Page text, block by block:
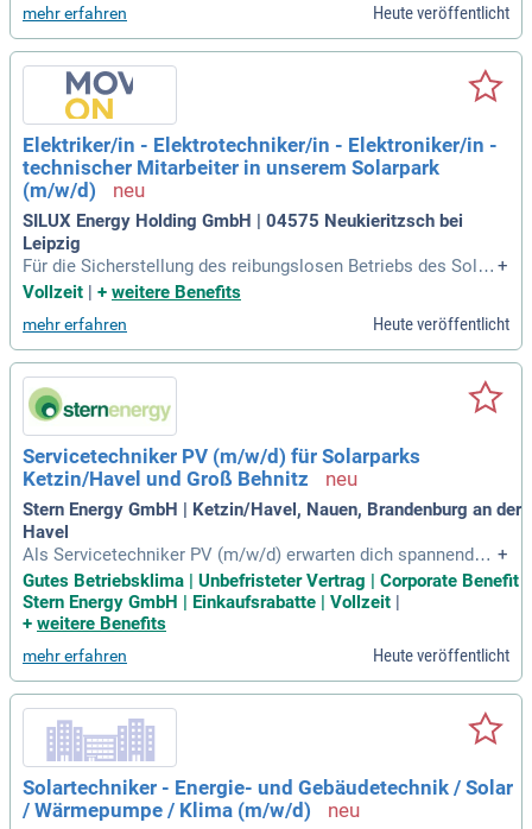
b jährlich. Dein Aufgabenbereich beinhaltet die Wartung und
Instandsetzung unserer Zentralwechselrichter. Zudem unter
stützt du unser Support Center bei Kundenanfragen und dok
umentierst alle Einsätze. Sei bereit für deutschlandweite un
d internationale Einsätze, zum Beispiel in Frankreich oder D
ubai!
mehr erfahren Heute veröffentlicht
Elektriker/in - Elektrotechniker/in - Elektroniker/in -
technischer Mitarbeiter in unserem Solarpark
(m/w/d)
SILUX Energy Holding GmbH | 04575 Neukieritzsch bei
Leipzig
Für die Sicherstellung des reibungslosen Betriebs des Solar
park Witznitz (Module, Wechselrichter, Mittelspannungstran
der unser Team bei der Wartung und Instandhaltung der elek
trischen Anlagen
+
Vollzeit | + weitere Benefits
mehr erfahren Heute veröffentlicht
Servicetechniker PV (m/w/d) für Solarparks
Ketzin/Havel und Groß Behnitz
Stern Energy GmbH | Ketzin/Havel, Nauen, Brandenburg an der
Havel
Als Servicetechniker PV (m/w/d) erwarten dich spannende
Aufgaben in den von uns betreuten Solarparks wie u. a. in K
etzin/Havel und Groß Behnitz im Bereich Wartung und Insta
ndsetzung.
+
Gutes Betriebsklima | Unbefristeter Vertrag | Corporate Benefit
Stern Energy GmbH | Einkaufsrabatte | Vollzeit
+ weitere Benefits
mehr erfahren Heute veröffentlicht
Solartechniker - Energie- und Gebäudetechnik / Solar
/ Wärmepumpe / Klima (m/w/d)